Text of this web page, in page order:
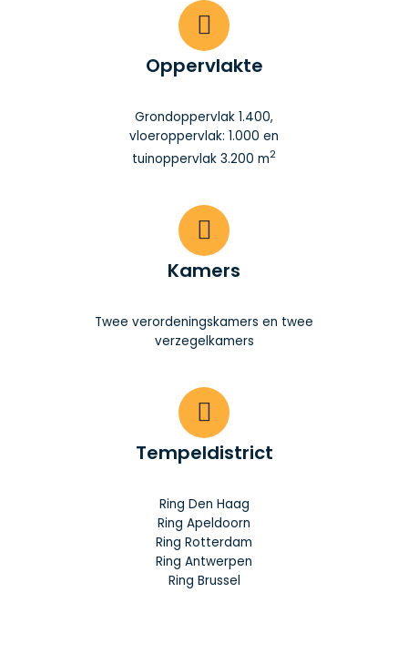
Oppervlakte
Grondoppervlak 1.400,
vloeroppervlak: 1.000 en
tuinoppervlak 3.200 m2
Kamers
Twee verordeningskamers en twee
verzegelkamers
Tempeldistrict
Ring Den Haag
Ring Apeldoorn
Ring Rotterdam
Ring Antwerpen
Ring Brussel